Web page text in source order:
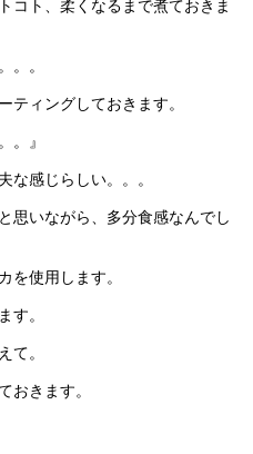
コト、柔くなるまで煮ておきま
。。
ティングしておきます。
。』
な感じらしい。。。
思いながら、多分食感なんでし
を使用します。
す。
て。
おきます。